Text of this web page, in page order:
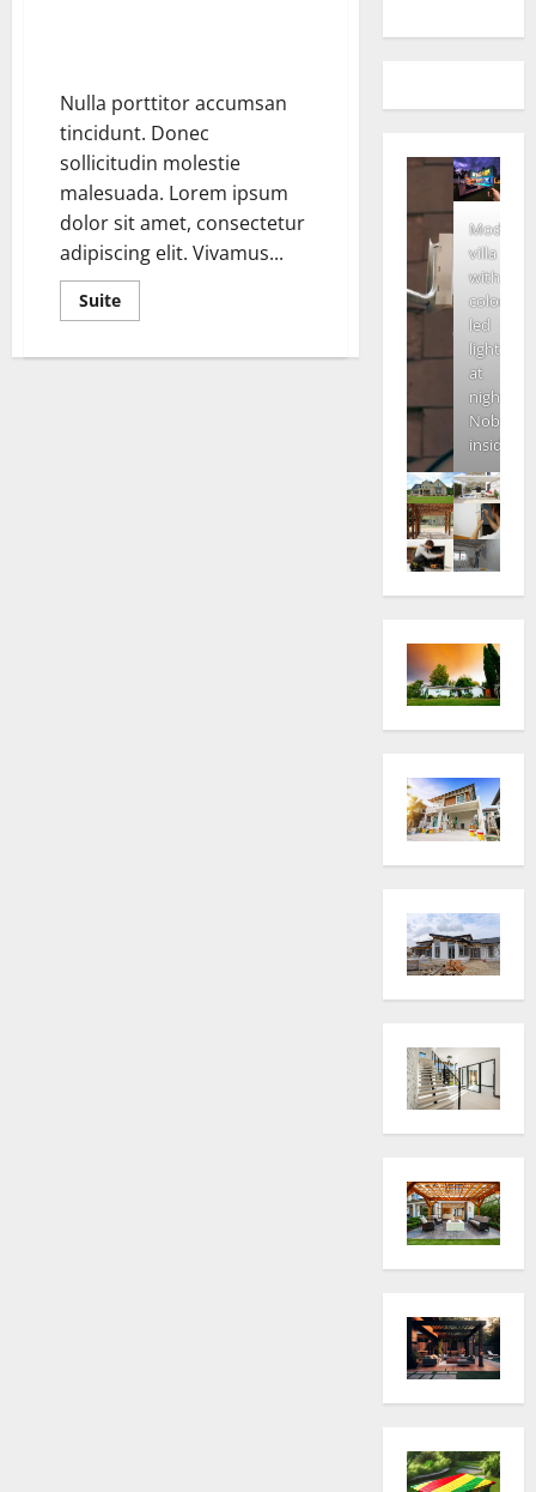
Nulla porttitor accumsan
tincidunt. Donec
sollicitudin molestie
malesuada. Lorem ipsum
dolor sit amet, consectetur
adipiscing elit. Vivamus...
SuiteEn
savoir
Don’t
Modern
villa
with
colored
led
lights
at
night.
Nobody
inside